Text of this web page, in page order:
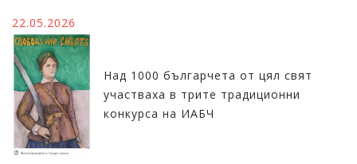
22.05.2026
Над 1000 българчета от цял свят
участваха в трите традиционни
конкурса на ИАБЧ